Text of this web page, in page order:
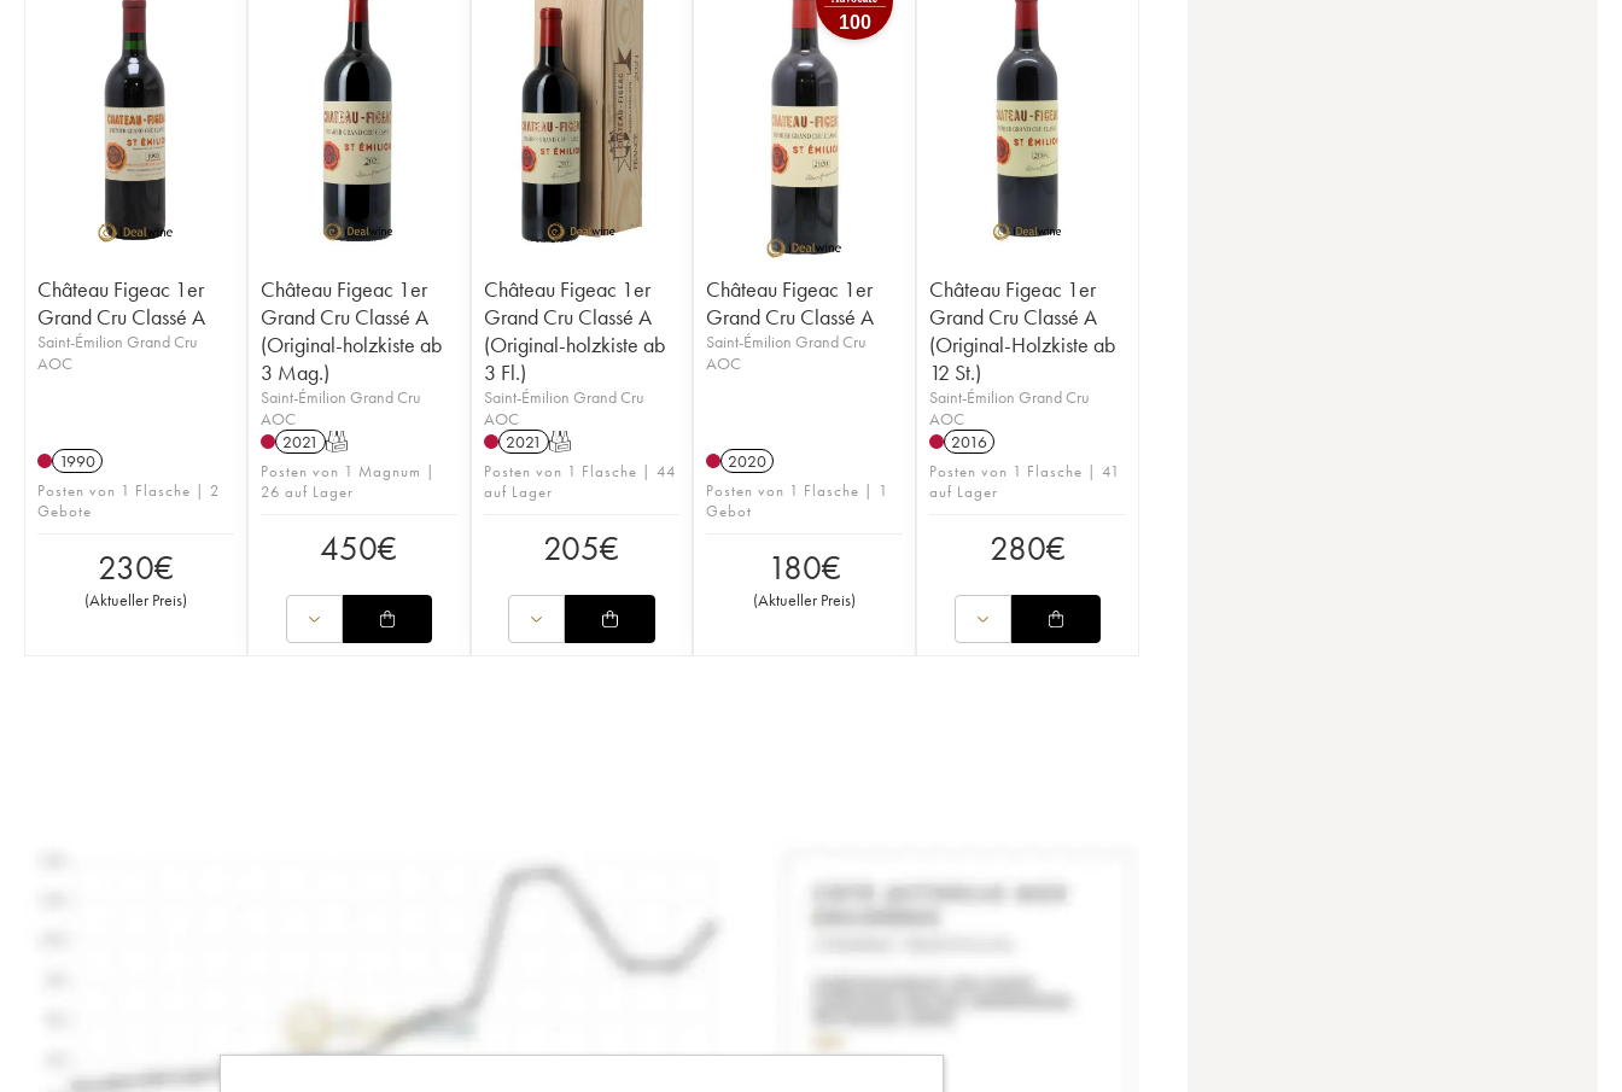
Château Figeac 1er
Grand Cru Classé A
Saint-Émilion Grand Cru
AOC
1990
Posten von 1 Flasche | 2
Gebote
230€
(Aktueller Preis)
Château Figeac 1er
Grand Cru Classé A
(Original-holzkiste ab
3 Mag.)
Saint-Émilion Grand Cru
AOC
2021 T
Posten von 1 Magnum |
26 auf Lager
450€
Château Figeac 1er
Grand Cru Classé A
(Original-holzkiste ab
3 Fl.)
Saint-Émilion Grand Cru
AOC
2021 T
Posten von 1 Flasche | 44
auf Lager
205€
100
Château Figeac 1er
Grand Cru Classé A
Saint-Émilion Grand Cru
AOC
2020
Posten von 1 Flasche | 1
Gebot
180€
(Aktueller Preis)
Château Figeac 1er
Grand Cru Classé A
(Original-Holzkiste ab
12 St.)
Saint-Émilion Grand Cru
AOC
2016
Posten von 1 Flasche | 41
auf Lager
280€